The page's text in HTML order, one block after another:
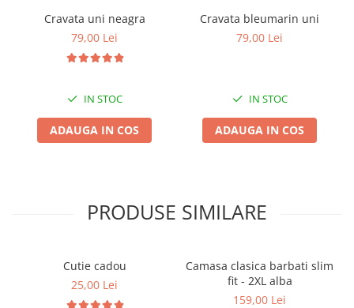
Cravata uni neagra
79,00 Lei
IN STOC
ADAUGA IN COS
Cravata bleumarin uni
79,00 Lei
IN STOC
ADAUGA IN COS
PRODUSE SIMILARE
Cutie cadou
25,00 Lei
Camasa clasica barbati slim
fit - 2XL alba
159,00 Lei